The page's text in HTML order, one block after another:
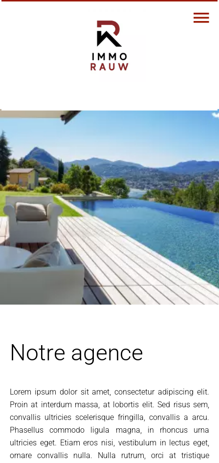
Notre agence
Lorem ipsum dolor sit amet, consectetur adipiscing elit.
Proin at interdum massa, at lobortis elit. Sed risus sem,
convallis ultricies scelerisque fringilla, convallis a arcu.
Phasellus commodo ligula magna, in rhoncus urna
ultricies eget. Etiam eros nisi, vestibulum in lectus eget,
ornare convallis nulla. Nulla rutrum, orci at tristique